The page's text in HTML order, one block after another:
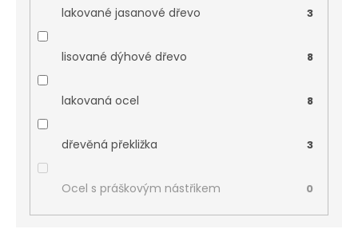
lakované jasanové dřevo 3
lisované dýhové dřevo 8
lakovaná ocel 8
dřevěná překližka 3
Ocel s práškovým nástřikem 0